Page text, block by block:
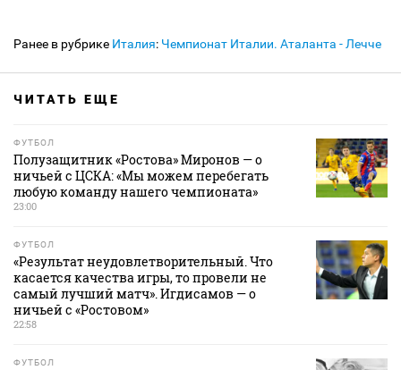
Ранее в рубрике Италия: Чемпионат Италии. Аталанта - Лечче
ЧИТАТЬ ЕЩЕ
ФУТБОЛ
Полузащитник «Ростова» Миронов — о
ничьей с ЦСКА: «Мы можем перебегать
любую команду нашего чемпионата»
23:00
ФУТБОЛ
«Результат неудовлетворительный. Что
касается качества игры, то провели не
самый лучший матч». Игдисамов — о
ничьей с «Ростовом»
22:58
ФУТБОЛ